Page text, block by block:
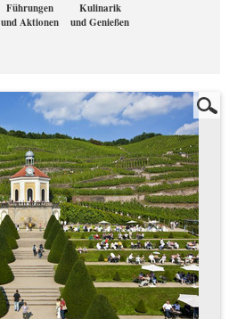
Führungen
und Aktionen
Kulinarik
und Genießen